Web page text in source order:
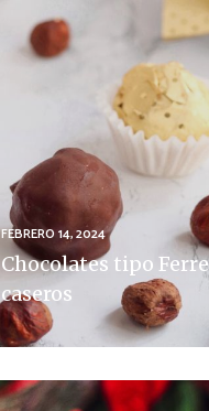
FEBRERO 14, 2024
Chocolates tipo
caseros